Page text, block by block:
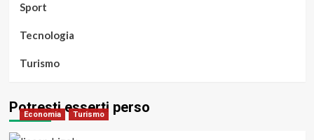
Sport
Tecnologia
Turismo
Potresti esserti perso
Economia Turismo